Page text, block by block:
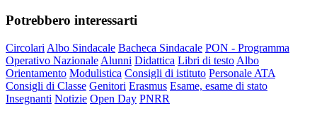
Potrebbero interessarti
Circolari Albo Sindacale Bacheca Sindacale PON - Programma
Operativo Nazionale Alunni Didattica Libri di testo Albo
Orientamento Modulistica Consigli di istituto Personale ATA
Consigli di Classe Genitori Erasmus Esame, esame di stato
Insegnanti Notizie Open Day PNRR